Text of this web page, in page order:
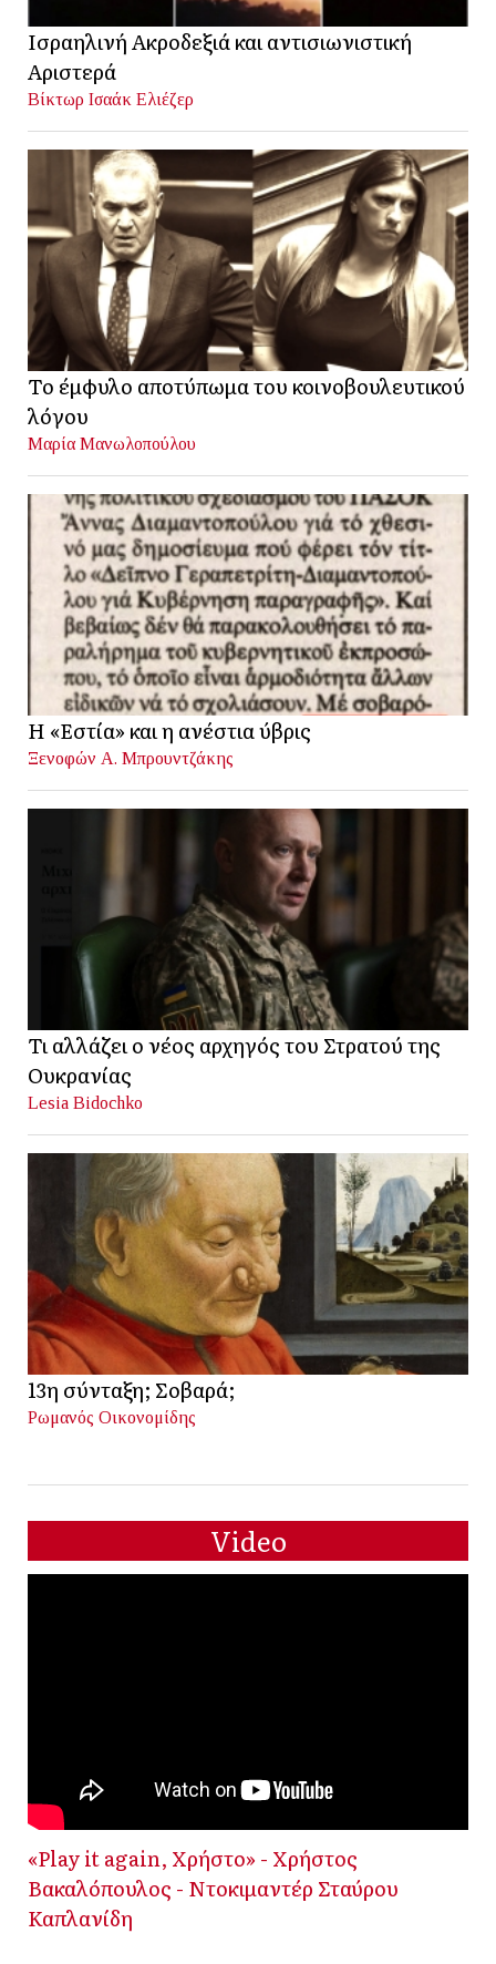
Ισραηλινή Ακροδεξιά και αντισιωνιστική
Αριστερά
Βίκτωρ Ισαάκ Ελιέζερ
Το έμφυλο αποτύπωμα του κοινοβουλευτικού
λόγου
Μαρία Μανωλοπούλου
Η «Εστία» και η ανέστια ύβρις
Ξενοφών Α. Μπρουντζάκης
Τι αλλάζει ο νέος αρχηγός του Στρατού της
Ουκρανίας
Lesia Bidochko
13η σύνταξη; Σοβαρά;
Ρωμανός Οικονομίδης
Video
«Play it again, Χρήστο» - Χρήστος
Βακαλόπουλος - Ντοκιμαντέρ Σταύρου
Καπλανίδη